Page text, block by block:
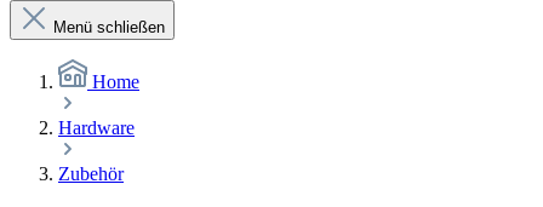
Menü schließen
Home
Hardware
Zubehör